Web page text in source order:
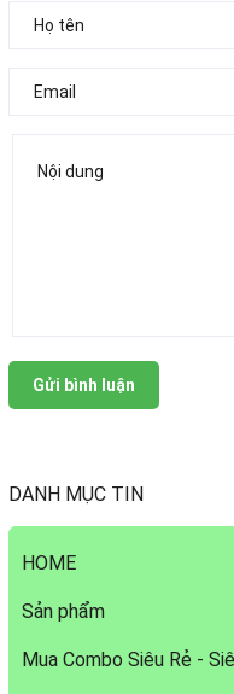
DANH MỤC TIN
HOME
Sản phẩm
Mua Combo Siêu Rẻ -
Gửi bình luận